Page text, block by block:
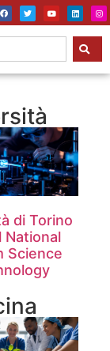
di Torino
National
Science